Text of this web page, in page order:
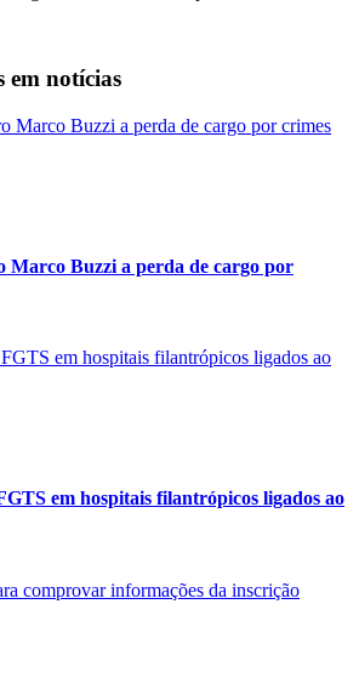
em notícias
Marco Buzzi a perda de cargo por
em hospitais filantrópicos ligados ao